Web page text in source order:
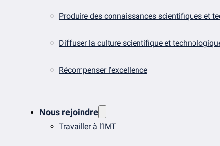
Produire des connaissances scientifiques et
Diffuser la culture scientifique et
Récompenser l’excellence
Nous rejoindre
Travailler à l’IMT